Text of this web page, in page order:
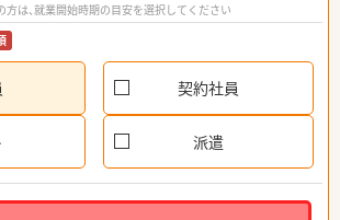
は、就業開始時期の目安を選択してください
契約社員
派遣